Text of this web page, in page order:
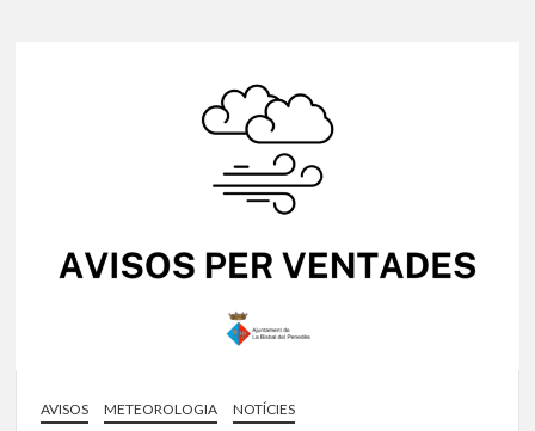
AVISOS METEOROLOGIA NOTÍCIES